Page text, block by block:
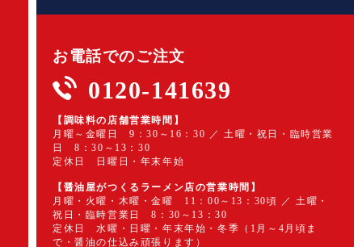
お電話でのご注文
0120-141639
【調味料の店舗営業時間】
月曜～金曜日 9：30～16：30 ／ 土曜・祝日・臨時営業
日 8：30～13：30
定休日 日曜日・年末年始
【醤油屋がつくるラーメン店の営業時間】
月曜・火曜・木曜・金曜 11：00～13：30頃 ／ 土曜・
祝日・臨時営業日 8：30～13：30
定休日 水曜・日曜・年末年始・冬季（1月～4月頃ま
で・醤油の仕込み頑張ります）